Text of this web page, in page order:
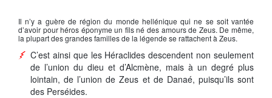
Il n’y a guère de région du monde hellénique qui ne se soit vantée
d’avoir pour héros éponyme un fils né des amours de Zeus. De même,
la plupart des grandes familles de la légende se rattachent à Zeus.
C’est ainsi que les Héraclides descendent non seulement
de l’union du dieu et d’Alcmène, mais à un degré plus
lointain, de l’union deZeus et de Danaé, puisqu’ils sont
des Perséides.